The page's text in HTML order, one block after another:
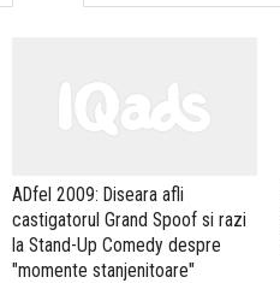
ADfel 2009: Diseara afli
castigatorul Grand Spoof si razi
la Stand-Up Comedy despre
"momente stanjenitoare"